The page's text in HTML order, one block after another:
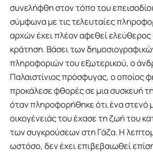
συνελήφθη στον τόπο του
σύμφωνα με τις τελευταίες
αρχών έχει πλέον αφεθεί
κράτηση. Βάσει των
πληροφοριών του εξωτερικού, ο
Παλαιστίνιος πρόσφυγας, ο οποίος
προκάλεσε φθορές σε μια συσκευή
όταν πληροφορήθηκε ότι ένα στενό
οικογένειάς του έχασε τη ζωή του
των συγκρούσεων στη Γάζα. Η
ωστόσο, δεν έχει επιβεβαιωθεί